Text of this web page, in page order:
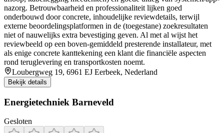
nazorg. Betrouwbaarheid en professionaliteit lijken goed
onderbouwd door concrete, inhoudelijke reviewdetails, terwijl
externe beoordelingsplatformen in de (toegestane) zoekresultaten
niet of nauwelijks extra bevestiging geven. Al met al wijst het
reviewbeeld op een boven-gemiddeld presterende installateur, met
als enige concrete kanttekening een klant die financiële aspecten
rond teruglevering en transportkosten noemt.
Loubergweg 19, 6961 EJ Eerbeek, Nederland
Bekijk details
Energietechniek Barneveld
Gesloten